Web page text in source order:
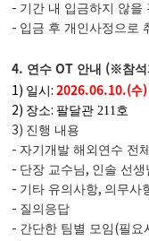
- 기간 내 입금하지 않을
- 입금 후 개인사정으로
4. 연수 OT 안내 (※참석
1) 일시 : 2026.06.10.(수
2) 장소: 팔달관 211호
3) 진행 내용
- 자기개발 해외연수 전
- 단장 교수님, 인솔 선생
- 기타 유의사항, 의무사
- 질의응답
- 간단한 팀별 모임 (필요